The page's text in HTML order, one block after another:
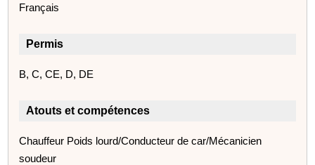
Français
Permis
B, C, CE, D, DE
Atouts et compétences
Chauffeur Poids lourd/Conducteur de car/Mécanicien
soudeur